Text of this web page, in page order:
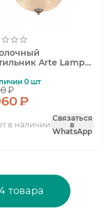
Arte Lamp
0 шт
₽
₽
в наличии
Связаться
в
WhatsApp
товара